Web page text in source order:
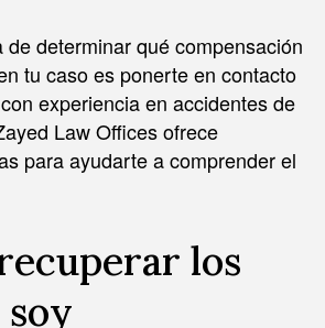
de determinar qué compensación
tu caso es ponerte en contacto
experiencia en accidentes de
Law Offices ofrece
para ayudarte a comprender el
los
soy